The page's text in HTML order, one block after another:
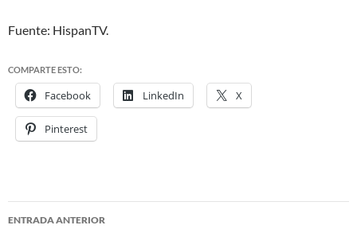
Fuente: HispanTV.
COMPARTE ESTO:
Facebook LinkedIn X
Pinterest
ENTRADA ANTERIOR